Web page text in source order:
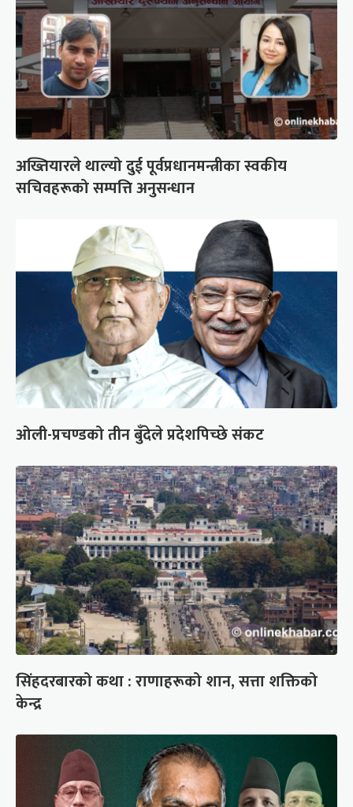
अख्तियारले थाल्यो दुई पूर्वप्रधानमन्त्रीका स्वकीय
सचिवहरूको सम्पत्ति अनुसन्धान
ओली-प्रचण्डको तीन बुँदेले प्रदेशपिच्छे संकट
सिंहदरबारको कथा : राणाहरूको शान, सत्ता शक्तिको
केन्द्र